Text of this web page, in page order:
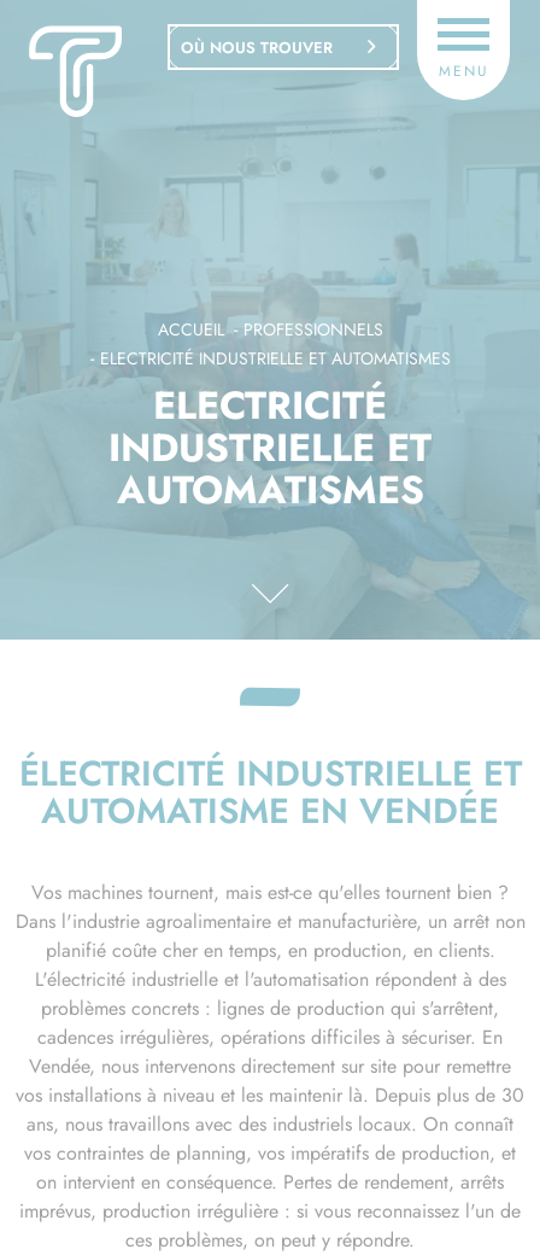
OÙ NOUS TROUVER
MENU
ACCUEIL
PROFESSIONNELS
ELECTRICITÉ INDUSTRIELLE ET AUTOMATISMES
ELECTRICITÉ
INDUSTRIELLE ET
AUTOMATISMES
ÉLECTRICITÉ INDUSTRIELLE ET
AUTOMATISME EN VENDÉE
Vos machines tournent, mais est-ce qu'elles tournent bien ?
Dans l'industrie agroalimentaire et manufacturière, un arrêt non
planifié coûte cher en temps, en production, en clients.
L'électricité industrielle et l'automatisation répondent à des
problèmes concrets : lignes de production qui s'arrêtent,
cadences irrégulières, opérations difficiles à sécuriser. En
Vendée, nous intervenons directement sur site pour remettre
vos installations à niveau et les maintenir là. Depuis plus de 30
ans, nous travaillons avec des industriels locaux. On connaît
vos contraintes de planning, vos impératifs de production, et
on intervient en conséquence. Pertes de rendement, arrêts
imprévus, production irrégulière : si vous reconnaissez l'un de
ces problèmes, on peut y répondre.